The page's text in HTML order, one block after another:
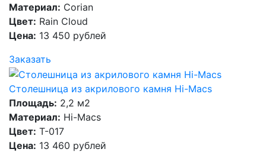
Материал: Corian
Цвет: Rain Cloud
Цена: 13 450 рублей
Заказать
Столешница из акрилового камня Hi-Macs
Площадь: 2,2 м2
Материал: Hi-Macs
Цвет: T-017
Цена: 13 460 рублей